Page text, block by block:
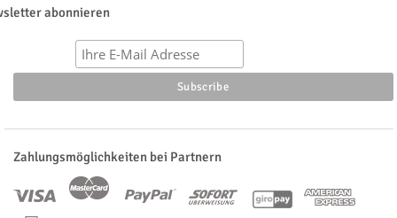
abonnieren
Zahlungsmöglichkeiten bei Partnern